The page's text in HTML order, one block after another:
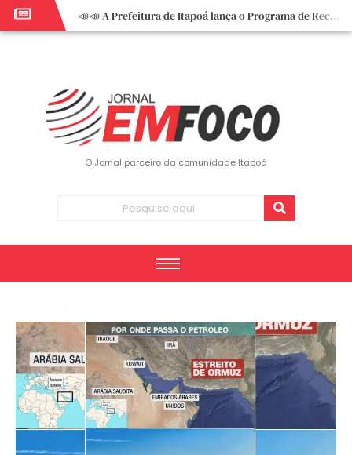
📣📣 A Prefeitura de Itapoá lança o Programa de Recuperação Fiscal (REFIS).
📢 Empreendedor do turismo, esta oportunidade é para você! Itapoá – SC.
O Jornal parceiro da comunidade Itapoá